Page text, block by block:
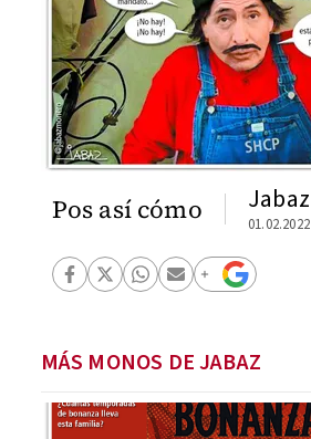
Pos así cómo Jabaz
01.02.2022
MÁS MONOS DE JABAZ